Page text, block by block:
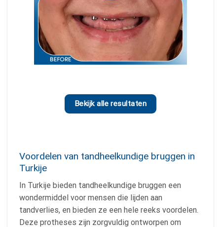
Bekijk alle resultaten
Voordelen van tandheelkundige bruggen in
Turkije
In Turkije bieden tandheelkundige bruggen een
wondermiddel voor mensen die lijden aan
tandverlies, en bieden ze een hele reeks voordelen.
Deze protheses zijn zorgvuldig ontworpen om